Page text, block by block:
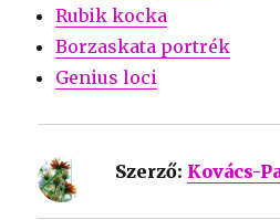
Rubik kocka
Borzaskata portrék
Genius loci
Szerző: Kovács-